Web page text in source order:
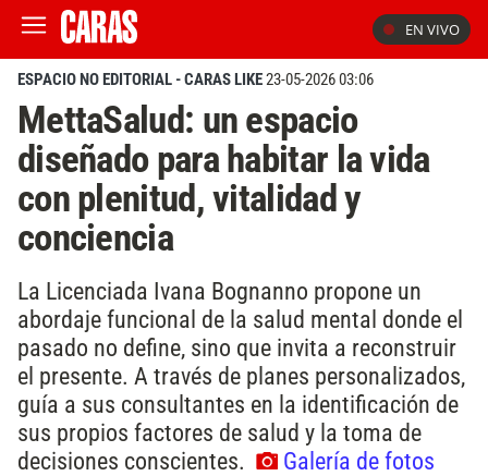
EN VIVO
ESPACIO NO EDITORIAL - CARAS LIKE23-05-2026 03:06
MettaSalud: un espacio
diseñado para habitar la vida
con plenitud, vitalidad y
conciencia
La Licenciada Ivana Bognanno propone un
abordaje funcional de la salud mental donde el
pasado no define, sino que invita a reconstruir
el presente. A través de planes personalizados,
guía a sus consultantes en la identificación de
sus propios factores de salud y la toma de
decisiones conscientes.
Galería de fotos